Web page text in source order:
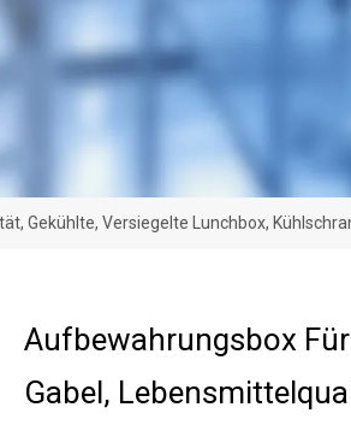
Gekühlte, Versiegelte Lunchbox,
Aufbewahrungsbox
Gabel,